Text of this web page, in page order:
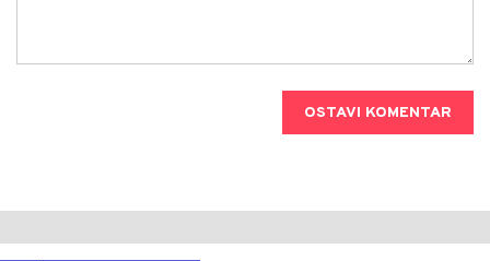
OSTAVI KOMENTAR